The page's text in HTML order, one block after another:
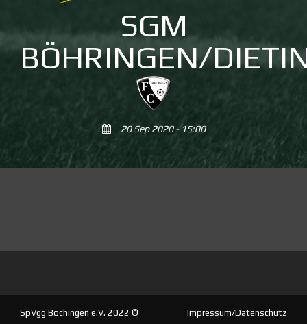
SGM
BÖHRINGEN/
20 Sep 2020 - 15:00
SpVgg Bochingen e.V. 2022 © Impressum/Datenschutz